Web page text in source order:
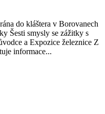
do kláštera v Borovanech
Šesti smysly se zážitky s
a Expozice železnice Z
informace...